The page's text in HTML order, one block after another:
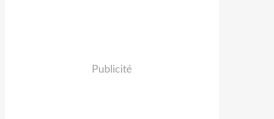
Publicité